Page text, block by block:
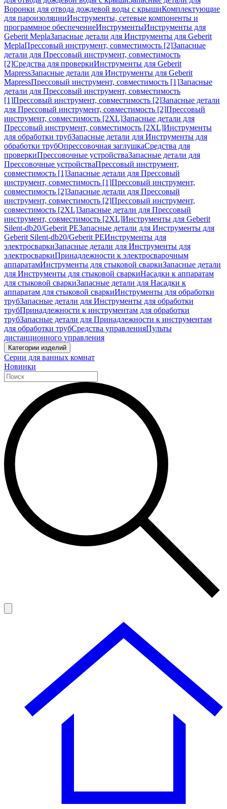
Воронки для отвода дождевой воды с крышиКомплектующие
для пароизоляцииИнструменты, сетевые компоненты и
программное обеспечениеИнструментыИнструменты для
Geberit MeplaЗапасные детали для Инструменты для Geberit
MeplaПрессовый инструмент, совместимость [2]Запасные
детали для Прессовый инструмент, совместимость
[2]Средства для проверкиИнструменты для Geberit
MapressЗапасные детали для Инструменты для Geberit
MapressПрессовый инструмент, совместимость [1]Запасные
детали для Прессовый инструмент, совместимость
[1]Прессовый инструмент, совместимость [2]Запасные детали
для Прессовый инструмент, совместимость [2]Прессовый
инструмент, совместимость [2XL]Запасные детали для
Прессовый инструмент, совместимость [2XL]Инструменты
для обработки трубЗапасные детали для Инструменты для
обработки трубОпрессовочная заглушкаСредства для
проверкиПрессовочные устройстваЗапасные детали для
Прессовочные устройстваПрессовый инструмент,
совместимость [1]Запасные детали для Прессовый
инструмент, совместимость [1]Прессовый инструмент,
совместимость [2]Запасные детали для Прессовый
инструмент, совместимость [2]Прессовый инструмент,
совместимость [2XL]Запасные детали для Прессовый
инструмент, совместимость [2XL]Инструменты для Geberit
Silent-db20/Geberit PEЗапасные детали для Инструменты для
Geberit Silent-db20/Geberit PEИнструменты для
электросваркиЗапасные детали для Инструменты для
электросваркиПринадлежности к электросварочным
аппаратамИнструменты для стыковой сваркиЗапасные детали
для Инструменты для стыковой сваркиНасадки к аппаратам
для стыковой сваркиЗапасные детали для Насадки к
аппаратам для стыковой сваркиИнструменты для обработки
трубЗапасные детали для Инструменты для обработки
трубПринадлежности к инструментам для обработки
трубЗапасные детали для Принадлежности к инструментам
для обработки трубСредства управленияПульты
дистанционного управления
Категории изделий
Серии для ванных комнат
Новинки